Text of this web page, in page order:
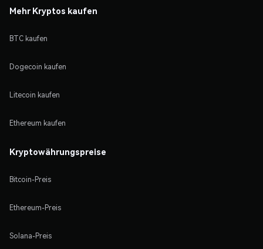
Mehr Kryptos kaufen
BTC kaufen
Dogecoin kaufen
Litecoin kaufen
Ethereum kaufen
Kryptowährungspreise
Bitcoin-Preis
Ethereum-Preis
Solana-Preis